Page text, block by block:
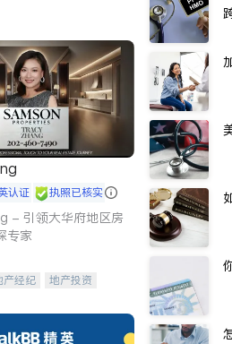
认证 执照已核实
- 引领大华府地区房
专家
产经纪
地产投资